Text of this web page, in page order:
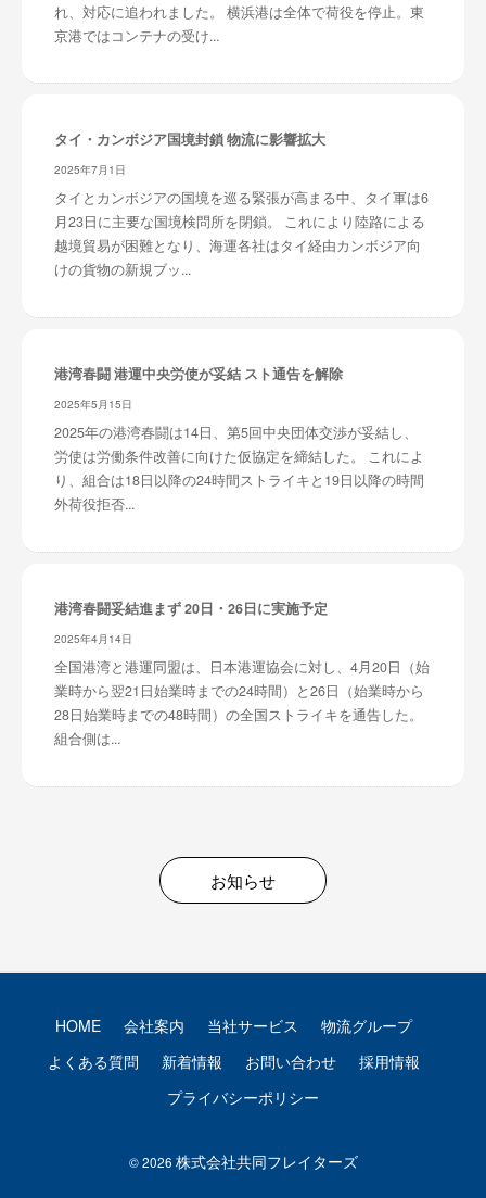
れ、対応に追われました。 横浜港は全体で荷役を停止。東
京港ではコンテナの受け...
タイ・カンボジア国境封鎖 物流に影響拡大
2025年7月1日
タイとカンボジアの国境を巡る緊張が高まる中、タイ軍は6
月23日に主要な国境検問所を閉鎖。 これにより陸路による
越境貿易が困難となり、海運各社はタイ経由カンボジア向
けの貨物の新規ブッ...
港湾春闘 港運中央労使が妥結 スト通告を解除
2025年5月15日
2025年の港湾春闘は14日、第5回中央団体交渉が妥結し、
労使は労働条件改善に向けた仮協定を締結した。 これによ
り、組合は18日以降の24時間ストライキと19日以降の時間
外荷役拒否...
港湾春闘妥結進まず 20日・26日に実施予定
2025年4月14日
全国港湾と港運同盟は、日本港運協会に対し、4月20日（始
業時から翌21日始業時までの24時間）と26日（始業時から
28日始業時までの48時間）の全国ストライキを通告した。
組合側は...
お知らせ
HOME 会社案内 当社サービス
物流グループ
よくある質問
新着情報 お問い合わせ
採用情報
プライバシーポリシー
© 2026 株式会社共同フレイターズ